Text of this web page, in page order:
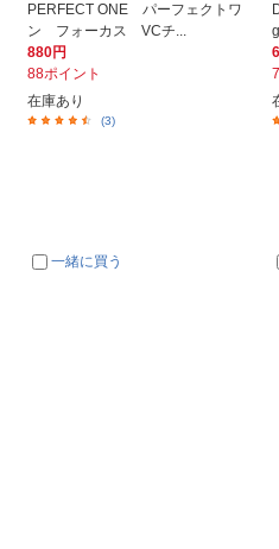
PERFECT ONE パーフェクトワ
ン フォーカス VCチ...
880円
88ポイント
在庫あり
(3)
一緒に買う